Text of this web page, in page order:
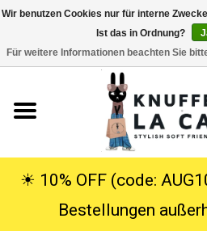
Kuscheltiere
☀︎ 10% OFF (code:
Bestellungen
Wir benutzen Cookies nur für interne
Ist das in Ordnung?
Für weitere Informationen beachten Sie